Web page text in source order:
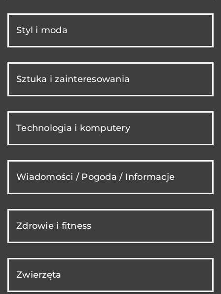
Styl i moda
Sztuka i zainteresowania
Technologia i komputery
Wiadomości / Pogoda / Informacje
Zdrowie i fitness
Zwierzęta